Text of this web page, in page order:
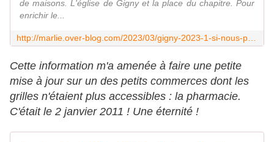
de maisons. L'église de Gigny et la place du chapitre. Pour
enrichir le...
Cette information m'a amenée à faire une petite
mise à jour sur un des petits commerces dont les
grilles n'étaient plus accessibles : la pharmacie.
C'était le 2 janvier 2011 ! Une éternité !